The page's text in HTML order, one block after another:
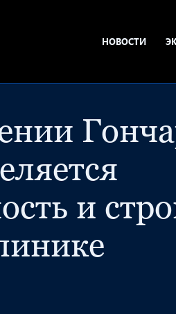
НОВОСТИ
и